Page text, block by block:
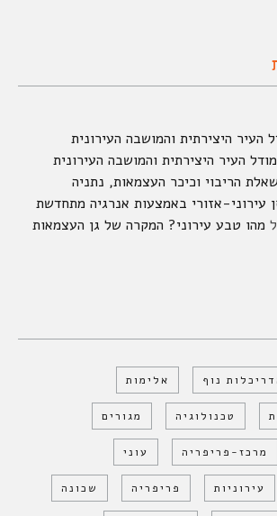
העיר היצירתית והמושבה העירונית
מודל העיר היצירתית והמושבה העירונית
שאלת הריבוי וכיכר העצמאות, נתניה
עירוני-אזורי באמצעות אנרגיה מתחדשת
מהו טבע עירוני? המקרה של גן העצמאות
נוף אלימות
טכנולוגיה מגורים
מרכז-פריפריה עוני
עירוניות פריפריה שכונה